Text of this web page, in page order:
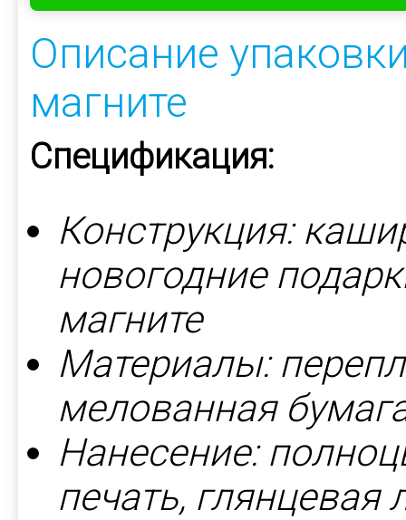
Описание
магните
Спецификация:
Конструкция:
новогодние
магните
Материалы:
мелованная
Нанесение:
печать, глянцевая